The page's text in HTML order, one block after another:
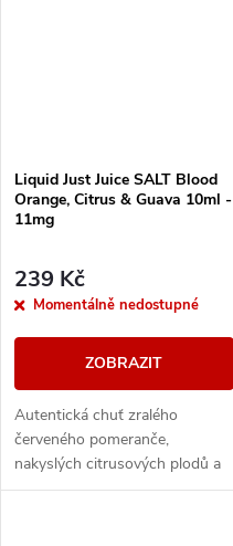
Liquid Just Juice SALT Blood
Orange, Citrus & Guava 10ml -
11mg
239 Kč
Momentálně nedostupné
ZOBRAZIT
Autentická chuť zralého
červeného pomeranče,
nakyslých citrusových plodů a
tropické guavy.